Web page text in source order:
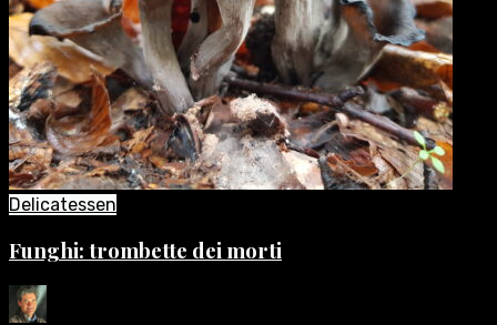
Delicatessen
Funghi: trombette dei morti